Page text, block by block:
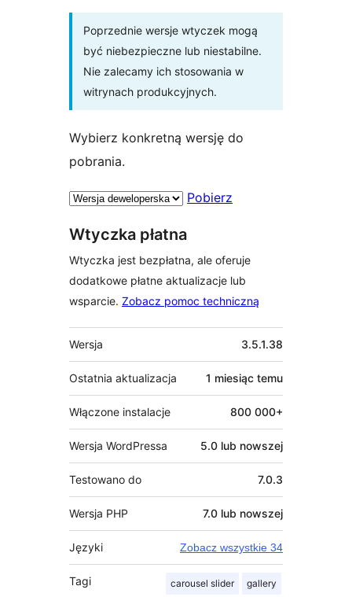
Poprzednie wersje wtyczek mogą
być niebezpieczne lub niestabilne.
Nie zalecamy ich stosowania w
witrynach produkcyjnych.
Wybierz konkretną wersję do
pobrania.
Pobierz
Wtyczka płatna
Wtyczka jest bezpłatna, ale oferuje
dodatkowe płatne aktualizacje lub
wsparcie. Zobacz pomoc techniczną
Meta
Wersja 3.5.1.38
Ostatnia aktualizacja 1 miesiąc temu
Włączone instalacje 800 000+
Wersja WordPressa 5.0 lub nowszej
Testowano do 7.0.3
Wersja PHP 7.0 lub nowszej
Języki Zobacz wszystkie 34
Tagi carousel slider gallery